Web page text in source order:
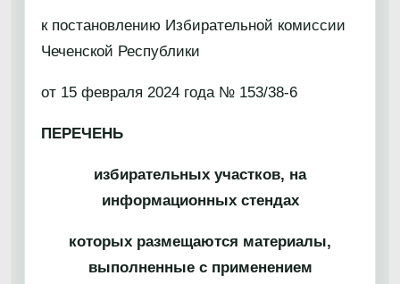
к постановлению Избирательной комиссии
Чеченской Республики
от 15 февраля 2024 года № 153/38-6
ПЕРЕЧЕНЬ
избирательных участков, на
информационных стендах
которых размещаются материалы,
выполненные с применением